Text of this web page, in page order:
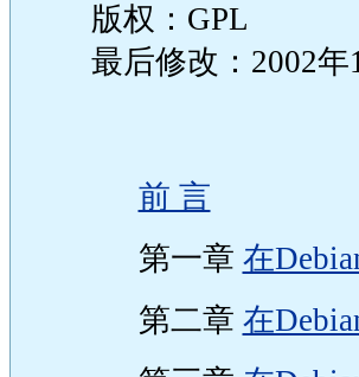
版权：GPL
最后修改：2002年
前 言
第一章 在
第二章 在